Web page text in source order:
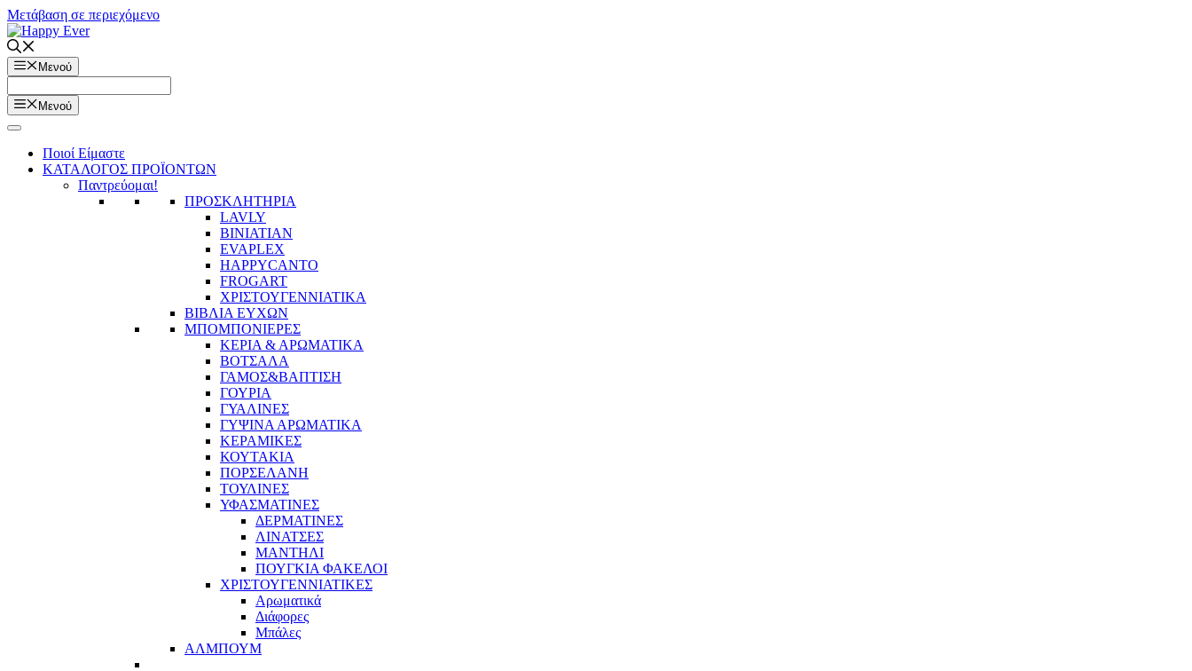
Μετάβαση σε περιεχόμενο
Μενού
Μενού
Ποιοί Είμαστε
ΚΑΤΑΛΟΓΟΣ ΠΡΟΪΟΝΤΩΝ
Παντρεύομαι!
ΠΡΟΣΚΛΗΤΗΡΙΑ
LAVLY
BINIATIAN
EVAPLEX
HAPPYCANTO
FROGART
ΧΡΙΣΤΟΥΓΕΝΝΙΑΤΙΚΑ
ΒΙΒΛΙΑ ΕΥΧΩΝ
ΜΠΟΜΠΟΝΙΕΡΕΣ
ΚΕΡΙΑ & ΑΡΩΜΑΤΙΚΑ
ΒΟΤΣΑΛΑ
ΓΑΜΟΣ&ΒΑΠΤΙΣΗ
ΓΟΥΡΙΑ
ΓΥΑΛΙΝΕΣ
ΓΥΨΙΝΑ ΑΡΩΜΑΤΙΚΑ
ΚΕΡΑΜΙΚΕΣ
ΚΟΥΤΑΚΙΑ
ΠΟΡΣΕΛΑΝΗ
ΤΟΥΛΙΝΕΣ
ΥΦΑΣΜΑΤΙΝΕΣ
ΔΕΡΜΑΤΙΝΕΣ
ΛΙΝΑΤΣΕΣ
ΜΑΝΤΗΛΙ
ΠΟΥΓΚΙΑ ΦΑΚΕΛΟΙ
ΧΡΙΣΤΟΥΓΕΝΝΙΑΤΙΚΕΣ
Αρωματικά
Διάφορες
Μπάλες
ΑΛΜΠΟΥΜ